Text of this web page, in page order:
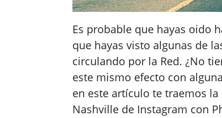
Es probable que hayas oido
que hayas visto algunas de
circulando por la Red. ¿No
este mismo efecto con
en este artículo te traemos
Nashville de Instagram con